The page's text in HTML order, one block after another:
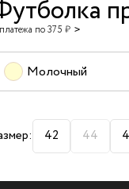
по 375 ₽
Молочный
42 44